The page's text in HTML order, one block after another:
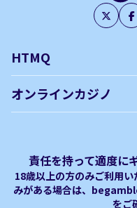
HTMQ
オンラインカジノ
オンラインカジノ フリース
ン おすすめ
オンラインカジノ最新サイ
責任を持って適度に
18歳以上の方のみご利用
みがある場合は、
をご